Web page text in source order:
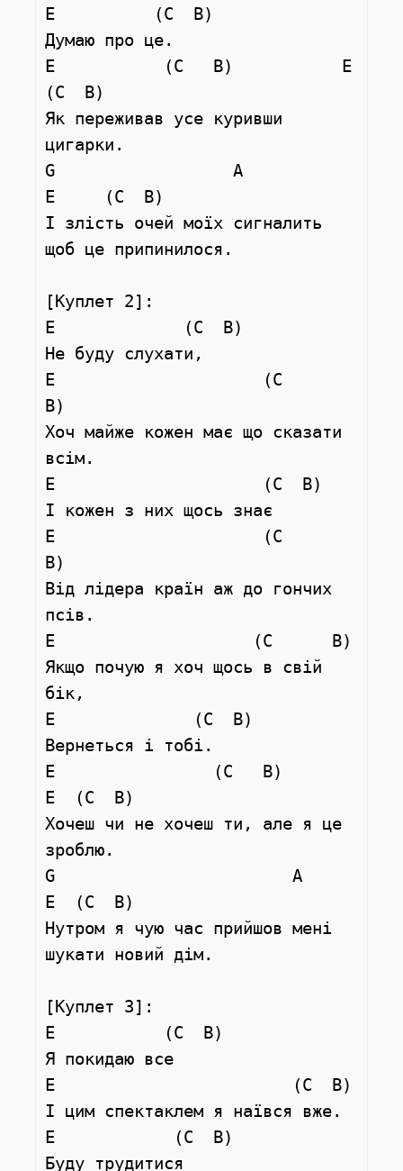
E          (C  B)
Думаю про це.
E           (C   B)           E
(C  B)
Як переживав усе куривши
цигарки.
G                  A
E     (C  B)
І злість очей моїх сигналить
щоб це припинилося.
[Куплет 2]:
E             (C  B)
Не буду слухати,
E                     (C
B)
Хоч майже кожен має що сказати
всім.
E                     (C  B)
І кожен з них щось знає
E                     (C
B)
Від лідера країн аж до гончих
псів.
E                    (C      B)
Якщо почую я хоч щось в свій
бік,
E              (C  B)
Вернеться і тобі.
E                (C   B)
E  (C  B)
Хочеш чи не хочеш ти, але я це
зроблю.
G                        A
E  (C  B)
Нутром я чую час прийшов мені
шукати новий дім.
[Куплет 3]:
E           (C  B)
Я покидаю все
E                        (C  B)
І цим спектаклем я наївся вже.
E            (C  B)
Буду трудитися